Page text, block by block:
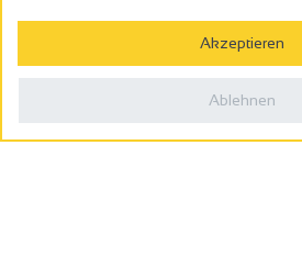
Politique de confidentialité
Akzeptieren
Ablehnen